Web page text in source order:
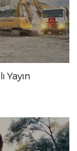
Yayın